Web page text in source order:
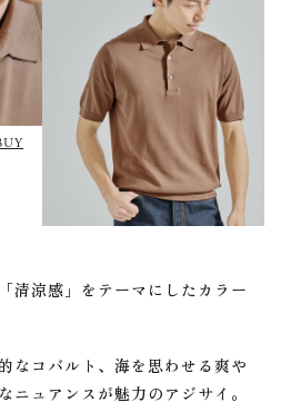
清涼感」をテーマにしたカラー
なコバルト、 海を思わせる爽や
ニュアンスが魅力のアジサイ。